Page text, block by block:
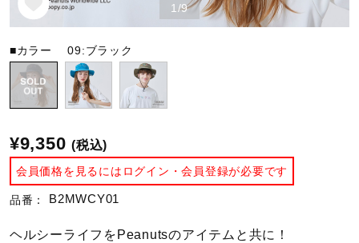
スイム
バレーボール
バドミントン
1/9
■カラー09:ブラック
¥9,350 (税込)
会員価格を見るにはログイン・会員登録が必要です
品番： B2MWCY01
ヘルシーライフをPeanutsのアイテムと共に！